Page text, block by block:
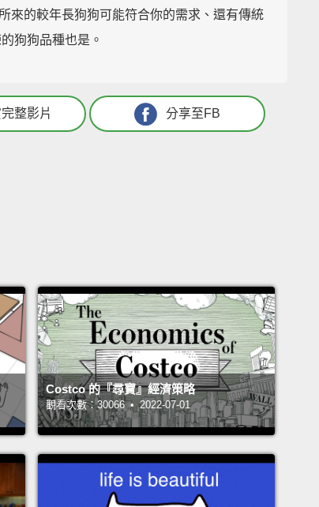
來的較年長狗狗可能符合你的需求、還有傳統
狗狗品種也是。
整影片 分享至FB
Costco 的『尋寶』經濟策略
觀看次數：30066 • 2022-07-01